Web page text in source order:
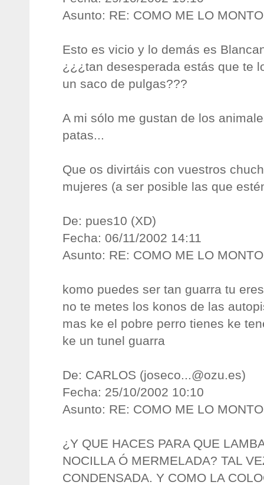
Asunto: RE: COMO ME LO
Esto es vicio y lo demás es
¿¿¿tan desesperada estás que te
un saco de pulgas???
A mi sólo me gustan de los
patas...
Que os divirtáis con vuestros
mujeres (a ser posible las que
De: pues10 (XD)
Fecha: 06/11/2002 14:11
Asunto: RE: COMO ME LO
komo puedes ser tan guarra tu
no te metes los konos de las
mas ke el pobre perro tienes ke
ke un tunel guarra
De: CARLOS (joseco...@ozu.es)
Fecha: 25/10/2002 10:10
Asunto: RE: COMO ME LO
¿Y QUE HACES PARA QUE
NOCILLA Ó MERMELADA? TAL
CONDENSADA. Y COMO LA